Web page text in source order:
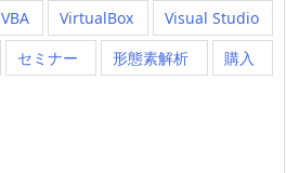
VBA VirtualBox
Visual Studio
セミナー 形態素解析 購入